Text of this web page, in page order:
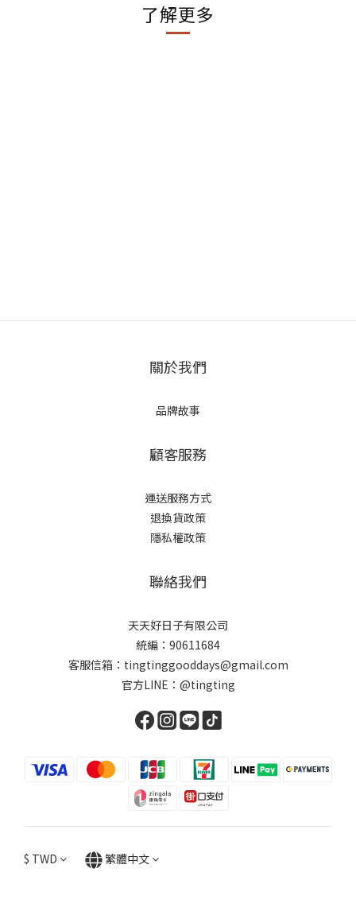
了解更多
關於我們
品牌故事
顧客服務
運送服務方式
退換貨政策
隱私權政策
聯絡我們
天天好日子有限公司
統編：90611684
客服信箱：tingtinggooddays@gmail.com
官方LINE：@tingting
$ TWD 繁體中文